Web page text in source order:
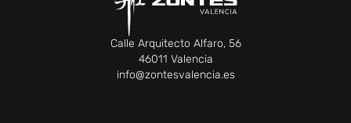
Calle Arquitecto Alfaro, 56
46011 Valencia
info@zontesvalencia.es